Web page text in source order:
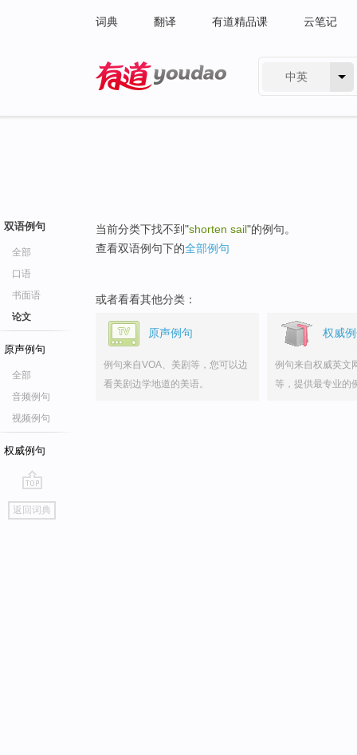
词典 翻译 有道精品课 云笔记
中英
双语例句
全部
口语
书面语
论文
原声例句
全部
音频例句
视频例句
权威例句
go
top
返回词典
当前分类下找不到"shorten sail"的例句。
查看双语例句下的全部例句
或者看看其他分类：
原声例句
例句来自VOA、美剧等，您可以边
看美剧边学地道的美语。
权威
例句来自权威英文
等，提供最专业的